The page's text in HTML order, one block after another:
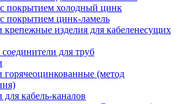
покрытием холодный цинк
покрытием цинк-ламель
изделия для кабеленесущих
для труб
горячеоцинкованные (метод
кабель-каналов